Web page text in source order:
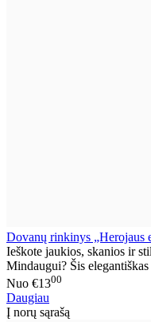
Dovanų rinkinys „Herojaus
Ieškote jaukios, skanios ir
Mindaugui? Šis
Nuo €1300
Daugiau
Į norų sąrašą